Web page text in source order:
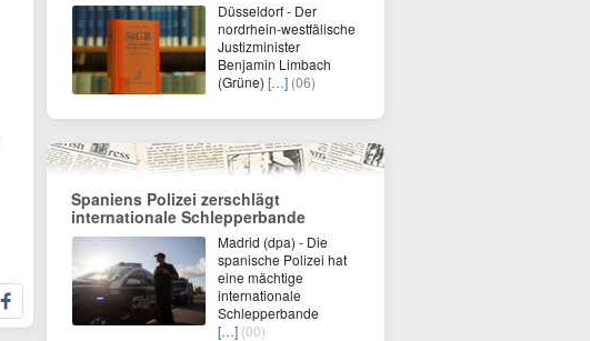
Düsseldorf - Der
nordrhein-westfälische
Justizminister
Benjamin Limbach
(Grüne) […] (06)
Spaniens Polizei zerschlägt
internationale Schlepperbande
Madrid (dpa) - Die
spanische Polizei hat
eine mächtige
internationale
Schlepperbande
[…] (00)